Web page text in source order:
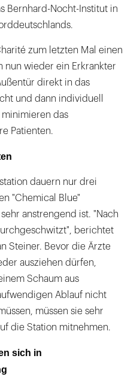
Bernhard-Nocht-Institut in
zum letzten Mal einen
nun wieder ein Erkrankter
direkt in das
und dann individuell
minimieren das
Patienten.
dauern nur drei
"Chemical Blue"
anstrengend ist. "Nach
berichtet
Steiner. Bevor die Ärzte
ausziehen dürfen,
Schaum aus
Ablauf nicht
müssen sie sehr
die Station mitnehmen.
sich in